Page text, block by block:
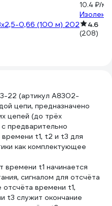
0,66 (100 м) 202
10.4 ₽/м
4.6
(208)
22 (артикул A8302-
цепи, предназначено
цепей (до трёх
предварительно
t1, t2 и t3 для
как комплектующее
времени t1 начинается
сигналом для отсчёта
времени t1,
t3 служит окончание